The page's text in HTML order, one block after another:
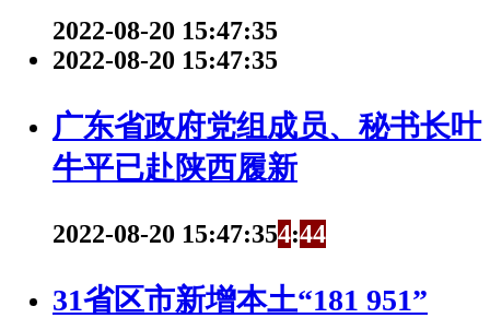
2022-08-20 15:47:35
2022-08-20 15:47:35
广东省政府党组成员、秘书长叶
牛平已赴陕西履新
2022-08-20 15:47:354:44
31省区市新增本土“181 951”